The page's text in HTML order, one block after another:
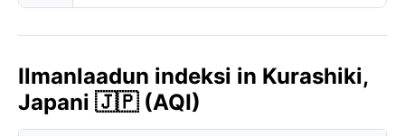
Ilmanlaadun indeksi in Kurashiki,
Japani 🇯🇵 (AQI)